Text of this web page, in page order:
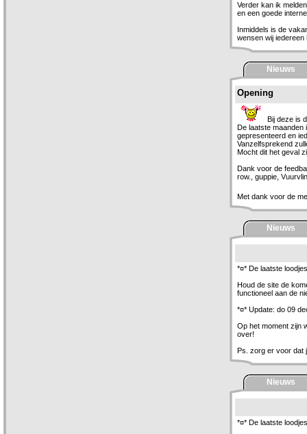
Verder kan ik
en een goede
Inmiddels is de
wensen wij
Nieuws
Opening
Bij deze is
De laatste maanden
gepresenteerd en
Vanzelfsprekend
Mocht dit het geval
Dank voor de
row., guppie,
Met dank voor de
Nieuws
*¤* De laatste
Houd de site de
functioneel aan de
*¤* Update: do 09
Op het moment zijn
over!
Ps. zorg er voor dat
Nieuws
*¤* De laatste